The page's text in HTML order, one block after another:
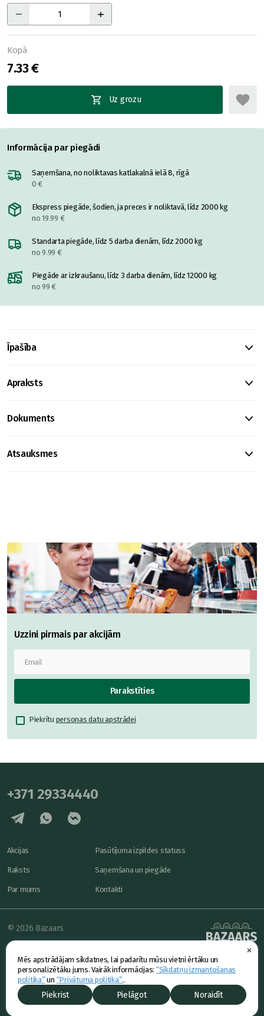
×
Mēs apstrādājam sīkdatnes, lai padarītu mūsu vietni ērtāku un
personalizētāku jums. Vairāk informācijas: “Sīkdatņu izmantošanas
politika” un “Privātuma politika”..
Piekrist Pielāgot Noraidīt
Kopā
7.33 €
Uz grozu
Informācija par piegādi
Saņemšana, no noliktavas katlakalnā ielā 8, rīgā
0 €
Ekspress piegāde, šodien, ja preces ir noliktavā, līdz 2000 kg
no 19.99 €
Standarta piegāde, līdz 5 darba dienām, līdz 2000 kg
no 9.99 €
Piegāde ar izkraušanu, līdz 3 darba dienām, līdz 12000 kg
no 99 €
Īpašība
Apraksts
Dokuments
Atsauksmes
Uzzini pirmais par akcijām
Parakstīties
Piekrītu personas datu apstrādei
+371 29334440
Akcijas
Raksts
Par mums
Pasūtījuma izpildes statuss
Saņemšana un piegāde
Kontakti
powered by
© 2026 Bazaars
Konfidencialitāte
Piedāvājums